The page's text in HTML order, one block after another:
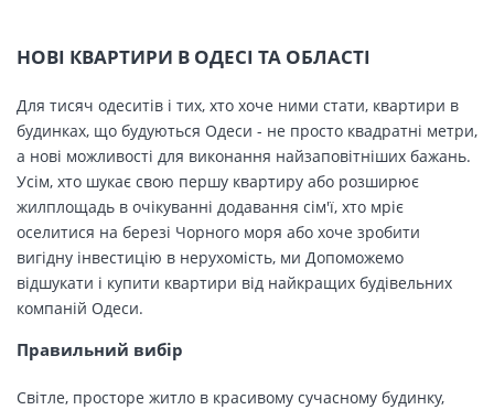
НОВІ КВАРТИРИ В ОДЕСІ ТА ОБЛАСТІ
Для тисяч одеситів і тих, хто хоче ними стати, квартири в
будинках, що будуються Одеси - не просто квадратні метри,
а нові можливості для виконання найзаповітніших бажань.
Усім, хто шукає свою першу квартиру або розширює
жилплощадь в очікуванні додавання сім'ї, хто мріє
оселитися на березі Чорного моря або хоче зробити
вигідну інвестицію в нерухомість, ми Допоможемо
відшукати і купити квартири від найкращих будівельних
компаній Одеси.
Правильний вибір
Світле, просторе житло в красивому сучасному будинку,